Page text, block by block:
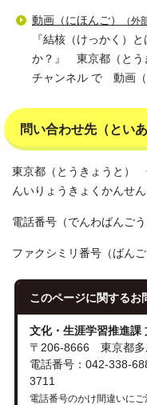
動画（にほんご） （外
『結核（けっかく）
か？』 東京都（とう
チャンネル で 動画
問い合わせ先（とい
東京都（とうきょうと）
んいりょうきょくかんせ
電話番号（でんわばんご
ファクシミリ番号（ばん
このページに関するお
文化・生涯学習推進課
〒206-8666 東京都多
電話番号：042-338-
3711
電話番号のかけ間違いに